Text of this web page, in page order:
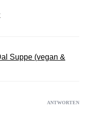
Suppe (vegan &
ANTWORTEN